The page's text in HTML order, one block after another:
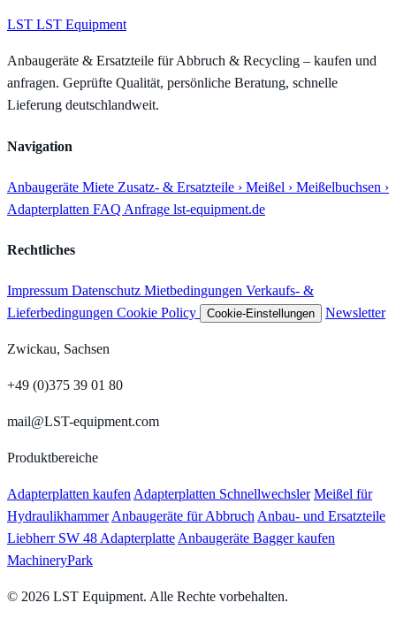
LST LST Equipment
Anbaugeräte & Ersatzteile für Abbruch & Recycling – kaufen und
anfragen. Geprüfte Qualität, persönliche Beratung, schnelle
Lieferung deutschlandweit.
Navigation
Anbaugeräte Miete Zusatz- & Ersatzteile › Meißel › Meißelbuchsen ›
Adapterplatten FAQ Anfrage lst-equipment.de
Rechtliches
Impressum Datenschutz Mietbedingungen Verkaufs- &
Lieferbedingungen Cookie Policy Cookie-Einstellungen Newsletter
Zwickau, Sachsen
+49 (0)375 39 01 80
mail@LST-equipment.com
Produktbereiche
Adapterplatten kaufenAdapterplatten Schnellwechsler Meißel für
HydraulikhammerAnbaugeräte für AbbruchAnbau- und Ersatzteile
Liebherr SW 48 AdapterplatteAnbaugeräte Bagger kaufen
MachineryPark
© 2026 LST Equipment. Alle Rechte vorbehalten.